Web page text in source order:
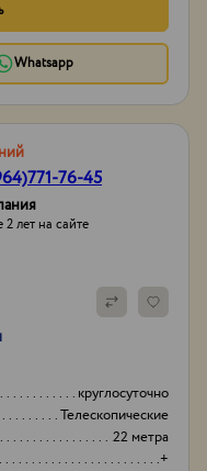
Whatsapp
76-45
2 лет на сайте
круглосуточно
Телескопические
22 метра
+